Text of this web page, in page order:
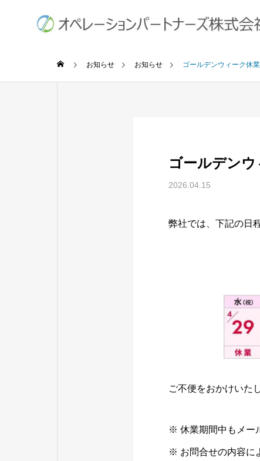
お知らせ お知らせ ゴールデンウィーク休
ゴールデン
2026.04.15
弊社では、下記の日
ご不便をおかけいた
※ 休業期間中もメー
※ お問合せの内容に